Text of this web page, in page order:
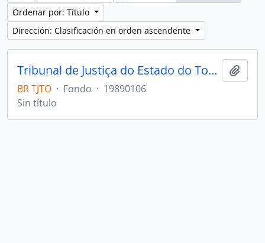
Ordenar por: Título
Dirección: Clasificación en orden ascendente
Tribunal de Justiça do Estado do Tocantins
BR TJTO · Fondo · 19890106
Sin título